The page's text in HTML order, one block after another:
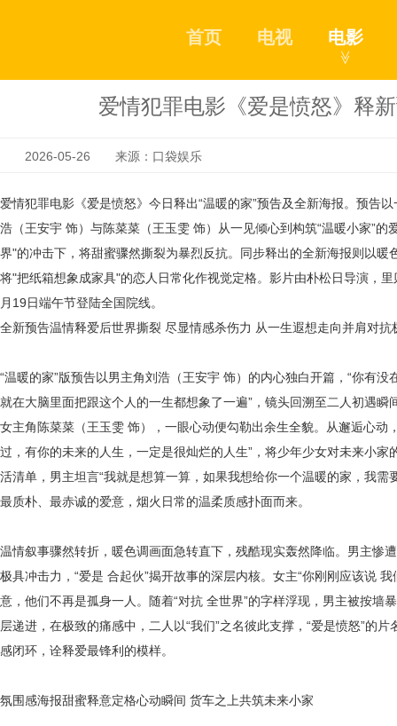
首页 电视 电影
≫
爱情犯罪电影《爱是愤怒》释
2026-05-26 来源：口袋娱乐
爱情犯罪电影《爱是愤怒》今日释出“温暖的家”预告及全新海报。预告以
浩（王安宇 饰）与陈菜菜（王玉雯 饰）从一见倾心到构筑“温暖小家”的
界"的冲击下，将甜蜜骤然撕裂为暴烈反抗。同步释出的全新海报则以
将"把纸箱想象成家具"的恋人日常化作视觉定格。影片由朴松日导演 ，
月19日端午节登陆全国院线。
全新预告温情释爱后世界撕裂 尽显情感杀伤力 从一生遐想走向并肩对抗
“温暖的家”版预告以男主角刘浩 （王安宇 饰） 的内心独白开篇， “你有没
就在大脑里面把跟这个人的一生都想象了一遍”，镜头回溯至二人初遇
女主角陈菜菜（王玉雯 饰）
，一眼心动便勾勒出余生全貌。从邂逅心动
过，有你的未来的人生，一定是很灿烂的人生”，将少年少女对未来小家
活清单，男主坦言“我就是想算一算，如果我想给你一个温暖的家，我需
最质朴、最赤诚的爱意，烟火日常的温柔质感扑面而来。
温情叙事骤然转折，暖色调画面急转直下，残酷现实轰然降临。男主惨
极具冲击力， “爱是 合起伙”揭开故事的深层内核。女主“你刚刚应该说 我
意，他们不再是孤身一人。随着“对抗 全世界”的字样浮现，男主被按墙
层递进，在极致的痛感中，二人以“我们”之名彼此支撑， “爱是愤怒”的片
感闭环，诠释爱最锋利的模样。
氛围感海报甜蜜释意定格心动瞬间 货车之上共筑未来小家